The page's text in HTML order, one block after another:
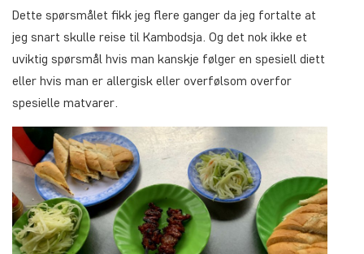
Dette spørsmålet fikk jeg flere ganger da jeg fortalte at
jeg snart skulle reise til Kambodsja. Og det nok ikke et
uviktig spørsmål hvis man kanskje følger en spesiell diett
eller hvis man er allergisk eller overfølsom overfor
spesielle matvarer.